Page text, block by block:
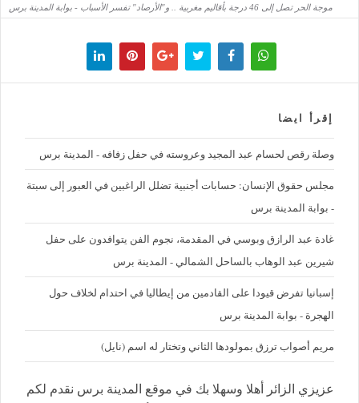
موجة الحر تصل إلى 46 درجة بأقاليم مغربية .. و"الأرصاد" تفسر الأسباب - بوابة المدينة برس
إقرأ ايضا
وصلة رقص لحسام عبد المجيد وعروسته في حفل زفافه - المدينة برس
مجلس حقوق الإنسان: حسابات أجنبية تضلل الراغبين في العبور إلى سبتة
- بوابة المدينة برس
غادة عبد الرازق وبوسي في المقدمة، نجوم الفن يتوافدون على حفل
شيرين عبد الوهاب بالساحل الشمالي - المدينة برس
إسبانيا تفرض قيودا على القادمين من إيطاليا في احتدام لخلاف حول
الهجرة - بوابة المدينة برس
مريم أصواب ترزق بمولودها الثاني وتختار له اسم (نايل)
عزيزي الزائر أهلا وسهلا بك في موقع المدينة برس نقدم لكم